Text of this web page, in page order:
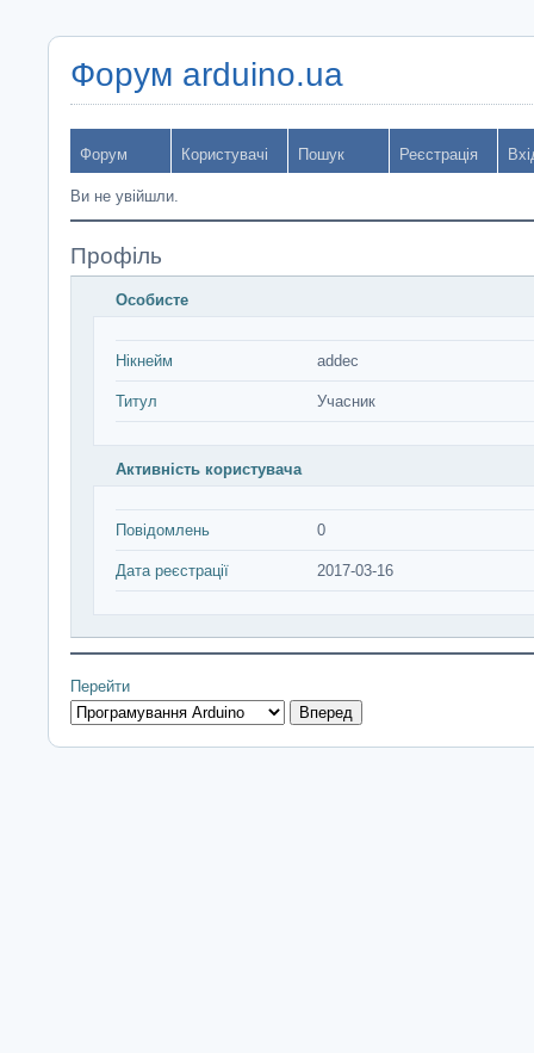
Форум arduino.ua
Форум Користувачі Пошук Реєстрація
Ви не увійшли.
Профіль
Особисте
Нікнейм addec
Титул Учасник
Активність користувача
Повідомлень 0
Дата реєстрації 2017-03-16
Перейти